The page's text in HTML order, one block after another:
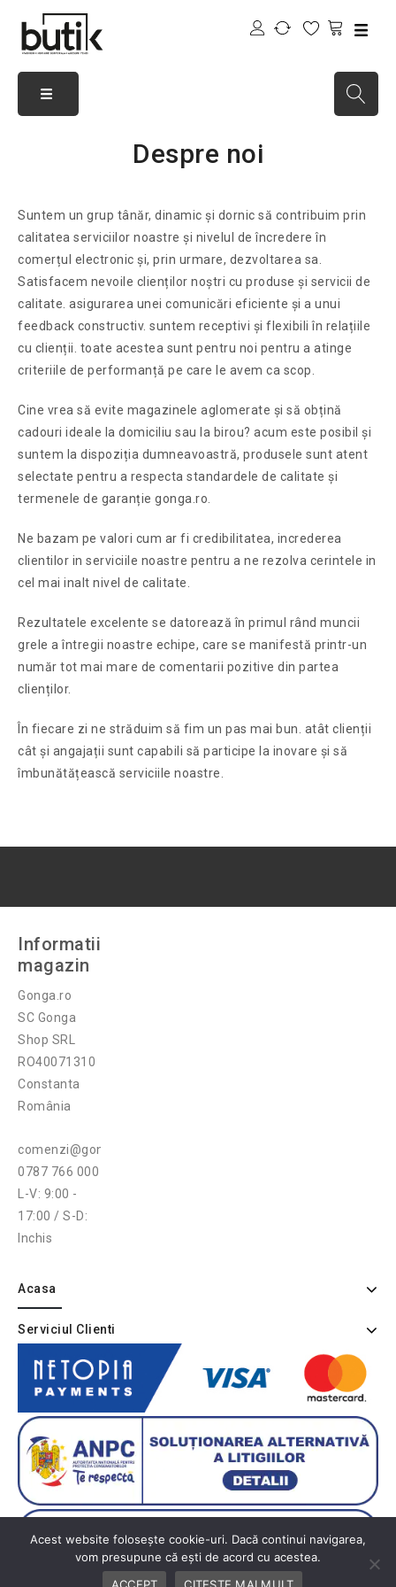
Despre noi
Suntem un grup tânăr, dinamic și dornic să contribuim prin
calitatea serviciilor noastre și nivelul de încredere în
comerțul electronic și, prin urmare, dezvoltarea sa.
Satisfacem nevoile clienților noștri cu produse și servicii de
calitate. asigurarea unei comunicări eficiente și a unui
feedback constructiv. suntem receptivi și flexibili în relațiile
cu clienții. toate acestea sunt pentru noi pentru a atinge
criteriile de performanță pe care le avem ca scop.
Cine vrea să evite magazinele aglomerate și să obțină
cadouri ideale la domiciliu sau la birou? acum este posibil și
suntem la dispoziția dumneavoastră, produsele sunt atent
selectate pentru a respecta standardele de calitate și
termenele de garanție gonga.ro.
Ne bazam pe valori cum ar fi credibilitatea, increderea
clientilor in serviciile noastre pentru a ne rezolva cerintele in
cel mai inalt nivel de calitate.
Rezultatele excelente se datorează în primul rând muncii
grele a întregii noastre echipe, care se manifestă printr-un
număr tot mai mare de comentarii pozitive din partea
clienților.
În fiecare zi ne străduim să fim un pas mai bun. atât clienții
cât și angajații sunt capabili să participe la inovare și să
îmbunătățească serviciile noastre.
Informatii
magazin
Gonga.ro
SC Gonga
Shop SRL
RO40071310
Constanta
România
comenzi@gonga.ro
0787 766 000
L-V: 9:00 -
17:00 / S-D:
Inchis
Acasa
Serviciul Clienti
Acest website folosește cookie-uri. Dacă continui navigarea,
vom presupune că ești de acord cu acestea.
ACCEPT
CITESTE MAI MULT